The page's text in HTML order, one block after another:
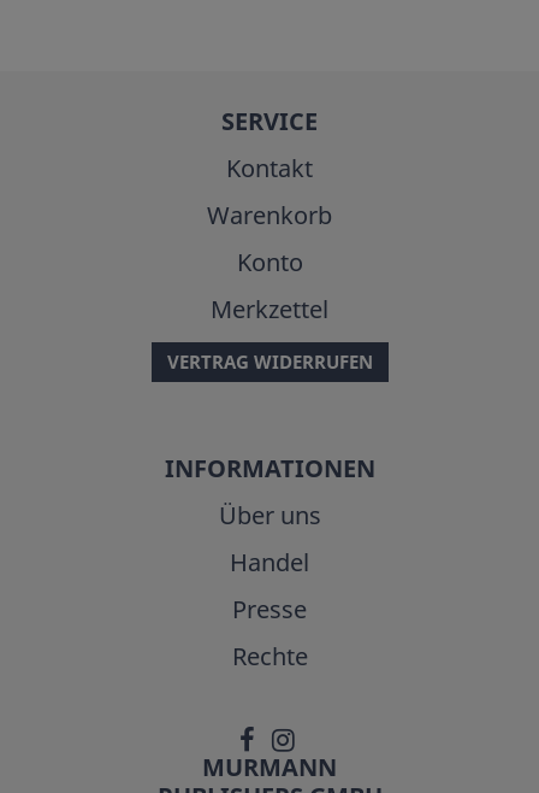
SERVICE
Kontakt
Warenkorb
Konto
Merkzettel
VERTRAG WIDERRUFEN
INFORMATIONEN
Über uns
Handel
Presse
Rechte
MURMANN